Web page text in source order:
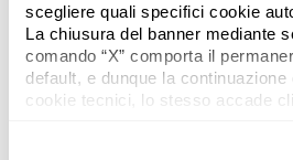
scegliere quali specifici cookie
La chiusura del banner mediante
comando “X” comporta il
default, e dunque la
cookie tecnici, lo stesso accade